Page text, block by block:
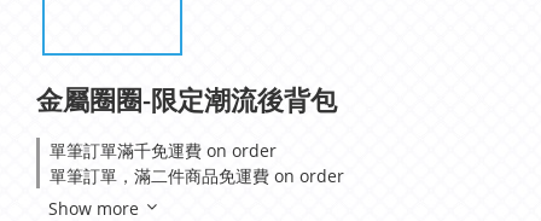
金屬圈圈-限定潮流後背包
單筆訂單滿千免運費 on order
單筆訂單，滿二件商品免運費 on order
Show more